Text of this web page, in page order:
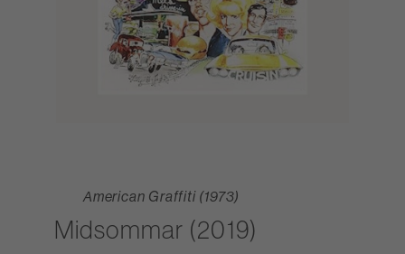
American Graffiti (1973)
Midsommar (2019)